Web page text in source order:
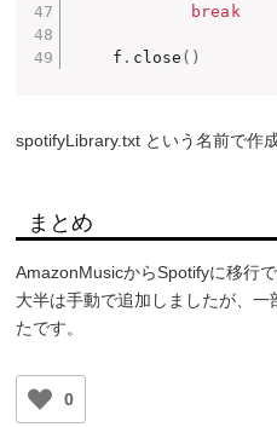
break
    f
. close ( )
spotifyLibrary.txt という名前で作
まとめ
AmazonMusicからSpotifyに移行
大半は手動で追加しましたが、
たです。
0